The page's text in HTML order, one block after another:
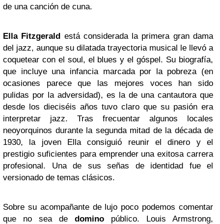
de una canción de cuna.
Ella Fitzgerald está considerada la primera gran dama
del jazz, aunque su dilatada trayectoria musical le llevó a
coquetear con el soul, el blues y el góspel. Su biografía,
que incluye una infancia marcada por la pobreza (en
ocasiones parece que las mejores voces han sido
pulidas por la adversidad), es la de una cantautora que
desde los dieciséis años tuvo claro que su pasión era
interpretar jazz. Tras frecuentar algunos locales
neoyorquinos durante la segunda mitad de la década de
1930, la joven Ella consiguió reunir el dinero y el
prestigio suficientes para emprender una exitosa carrera
profesional. Una de sus señas de identidad fue el
versionado de temas clásicos.
Sobre su acompañante de lujo poco podemos comentar
que no sea de domino público. Louis Armstrong,